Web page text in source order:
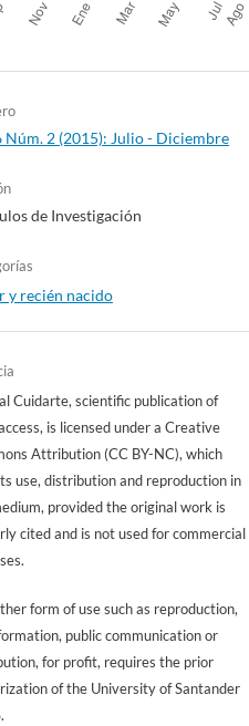
Núm. 2 (2015): Julio - Diciembre
de Investigación
y recién nacido
Cuidarte, scientific publication of
is licensed under a Creative
Attribution (CC BY-NC), which
use, distribution and reproduction in
provided the original work is
cited and is not used for commercial
form of use such as reproduction,
public communication or
for profit, requires the prior
of the University of Santander